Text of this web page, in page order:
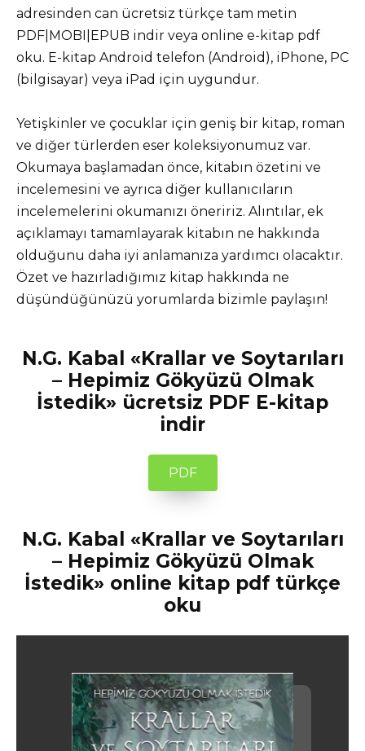
adresinden can ücretsiz türkçe tam metin
PDF|MOBI|EPUB indir veya online e-kitap pdf
oku. E-kitap Android telefon (Android), iPhone, PC
(bilgisayar) veya iPad için uygundur.
Yetişkinler ve çocuklar için geniş bir kitap, roman
ve diğer türlerden eser koleksiyonumuz var.
Okumaya başlamadan önce, kitabın özetini ve
incelemesini ve ayrıca diğer kullanıcıların
incelemelerini okumanızı öneririz. Alıntılar, ek
açıklamayı tamamlayarak kitabın ne hakkında
olduğunu daha iyi anlamanıza yardımcı olacaktır.
Özet ve hazırladığımız kitap hakkında ne
düşündüğünüzü yorumlarda bizimle paylaşın!
N.G. Kabal «Krallar ve Soytarıları
– Hepimiz Gökyüzü Olmak
İstedik» ücretsiz PDF E-kitap
indir
PDF
N.G. Kabal «Krallar ve Soytarıları
– Hepimiz Gökyüzü Olmak
İstedik» online kitap pdf türkçe
oku